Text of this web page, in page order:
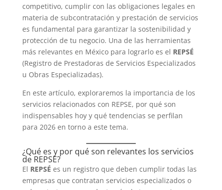
competitivo, cumplir con las obligaciones legales en
materia de subcontratación y prestación de servicios
es fundamental para garantizar la sostenibilidad y
protección de tu negocio. Una de las herramientas
más relevantes en México para lograrlo es el REPSÉ
(Registro de Prestadoras de Servicios Especializados
u Obras Especializadas).
En este artículo, exploraremos la importancia de los
servicios relacionados con REPSE, por qué son
indispensables hoy y qué tendencias se perfilan
para 2026 en torno a este tema.
¿Qué es y por qué son relevantes los servicios
de REPSE?
El REPSÉ es un registro que deben cumplir todas las
empresas que contratan servicios especializados o